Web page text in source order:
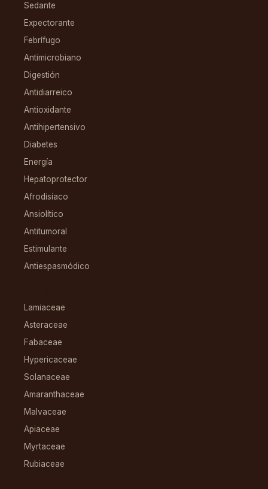
Sedante
Expectorante
Febrífugo
Antimicrobiano
Digestión
Antidiarreico
Antioxidante
Antihipertensivo
Diabetes
Energía
Hepatoprotector
Afrodisíaco
Ansiolítico
Antitumoral
Estimulante
Antiespasmódico
Lamiaceae
Asteraceae
Fabaceae
Hypericaceae
Solanaceae
Amaranthaceae
Malvaceae
Apiaceae
Myrtaceae
Rubiaceae